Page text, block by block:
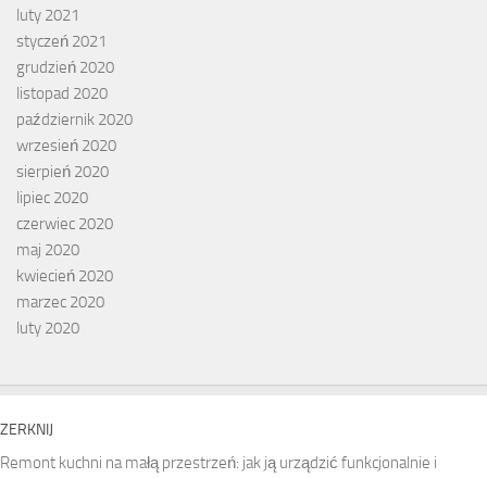
luty 2021
styczeń 2021
grudzień 2020
listopad 2020
październik 2020
wrzesień 2020
sierpień 2020
lipiec 2020
czerwiec 2020
maj 2020
kwiecień 2020
marzec 2020
luty 2020
ZERKNIJ
Remont kuchni na małą przestrzeń: jak ją urządzić funkcjonalnie i